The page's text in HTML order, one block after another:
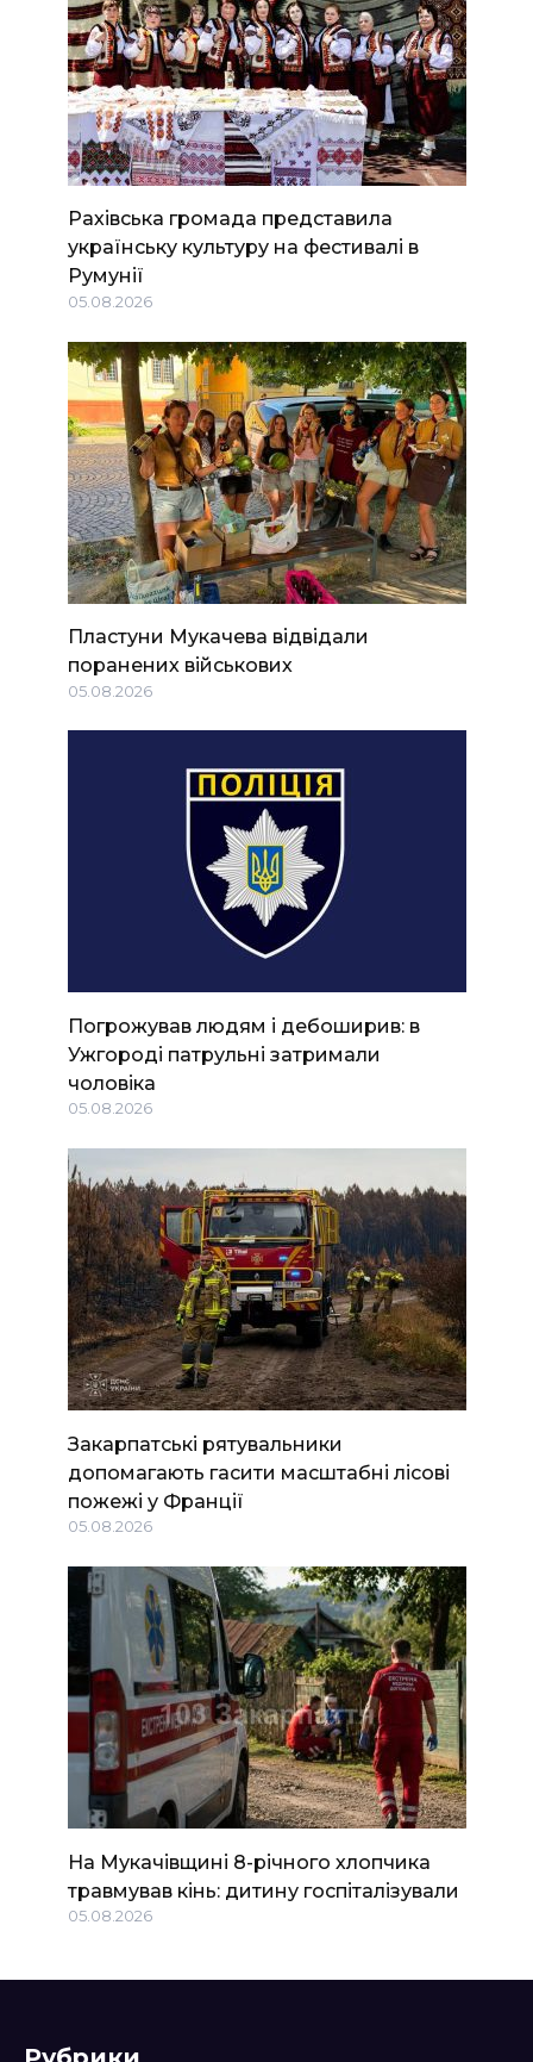
Рахівська громада представила
українську культуру на фестивалі в
Румунії
05.08.2026
Пластуни Мукачева відвідали
поранених військових
05.08.2026
Погрожував людям і дебоширив: в
Ужгороді патрульні затримали
чоловіка
05.08.2026
Закарпатські рятувальники
допомагають гасити масштабні лісові
пожежі у Франції
05.08.2026
На Мукачівщині 8-річного хлопчика
травмував кінь: дитину госпіталізували
05.08.2026